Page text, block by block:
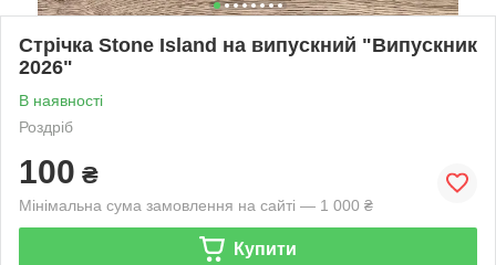
Стрічка Stone Island на випускний "Випускник
2026"
В наявності
Роздріб
100 ₴
Мінімальна сума замовлення на сайті — 1 000 ₴
Купити